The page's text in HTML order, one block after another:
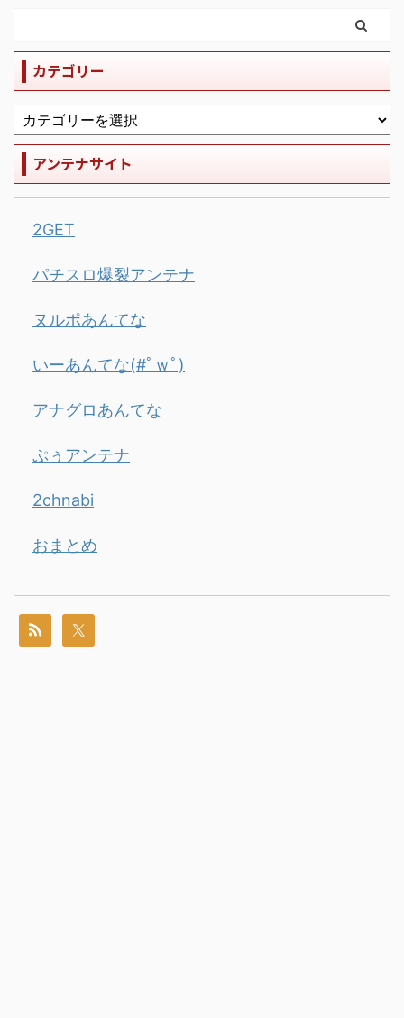
カテゴリー
アンテナサイト
2GET
パチスロ爆裂アンテナ
ヌルポあんてな
いーあんてな(#ﾟｗﾟ)
アナグロあんてな
ぷぅアンテナ
2chnabi
おまとめ